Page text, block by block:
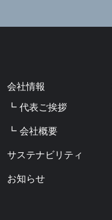
会社情報
┗ 代表ご挨拶
┗ 会社概要
サステナビリティ
お知らせ